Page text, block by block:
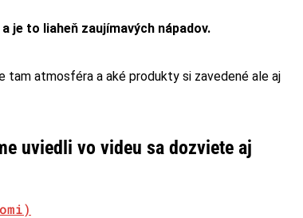
je to liaheň zaujímavých nápadov.
tam atmosféra a aké produkty si zavedené ale aj
uviedli vo videu sa dozviete aj